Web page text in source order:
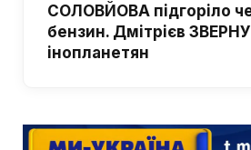
СОЛОВЙОВА підгоріло
бензин. Дмітрієв
інопланетян